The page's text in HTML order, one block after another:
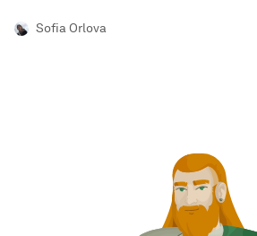
Sofia Orlova